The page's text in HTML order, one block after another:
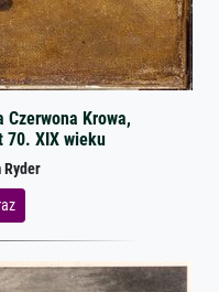
Czerwona Krowa,
70. XIX wieku